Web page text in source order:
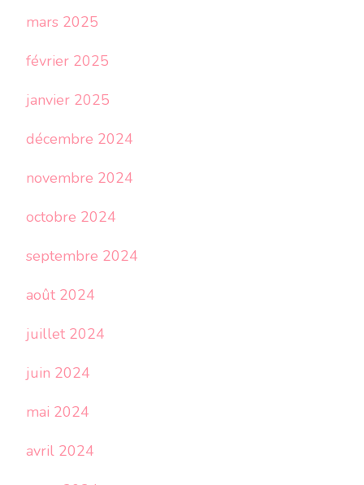
mars 2025
février 2025
janvier 2025
décembre 2024
novembre 2024
octobre 2024
septembre 2024
août 2024
juillet 2024
juin 2024
mai 2024
avril 2024